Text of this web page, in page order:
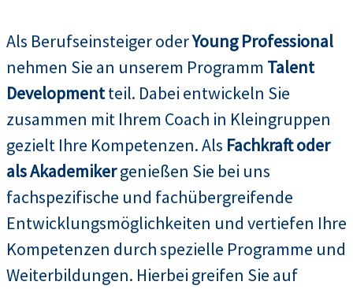
Als Berufseinsteiger oderYoung Professional
nehmen Sie an unserem Programm Talent
Developmentteil. Dabei entwickeln Sie
zusammen mit Ihrem Coach in Kleingruppen
gezielt Ihre Kompetenzen. Als Fachkraft oder
als Akademikergenießen Sie bei uns
fachspezifische und fachübergreifende
Entwicklungsmöglichkeiten und vertiefen Ihre
Kompetenzen durch spezielle Programme und
Weiterbildungen. Hierbei greifen Sie auf